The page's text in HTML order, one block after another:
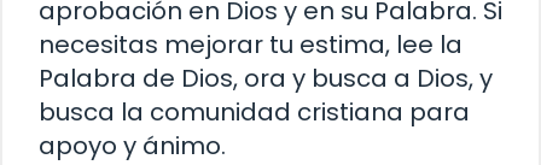
aprobación en Dios y en su Palabra. Si
necesitas mejorar tu estima, lee la
Palabra de Dios, ora y busca a Dios, y
busca la comunidad cristiana para
apoyo y ánimo.